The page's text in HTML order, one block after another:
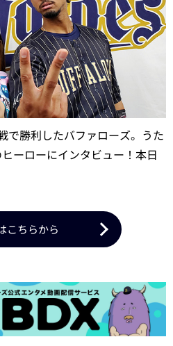
で勝利したバファローズ。うた
ーローにインタビュー！本日
こちらから